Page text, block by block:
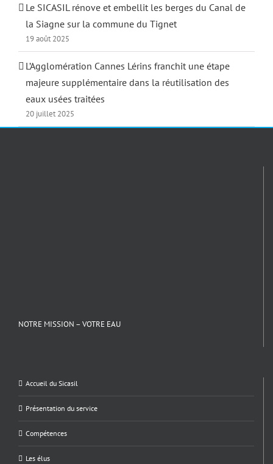
Le SICASIL rénove et embellit les berges du Canal de
la Siagne sur la commune du Tignet
19 août 2025
L’Agglomération Cannes Lérins franchit une étape
majeure supplémentaire dans la réutilisation des
eaux usées traitées
20 juillet 2025
NOTRE MISSION – VOTRE EAU
Accueil du Sicasil
Présentation du service
Compétences
Les élus